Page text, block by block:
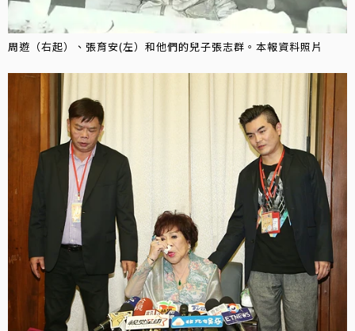
周遊（右起）、張育安(左）和他們的兒子張志群。本報資料照片